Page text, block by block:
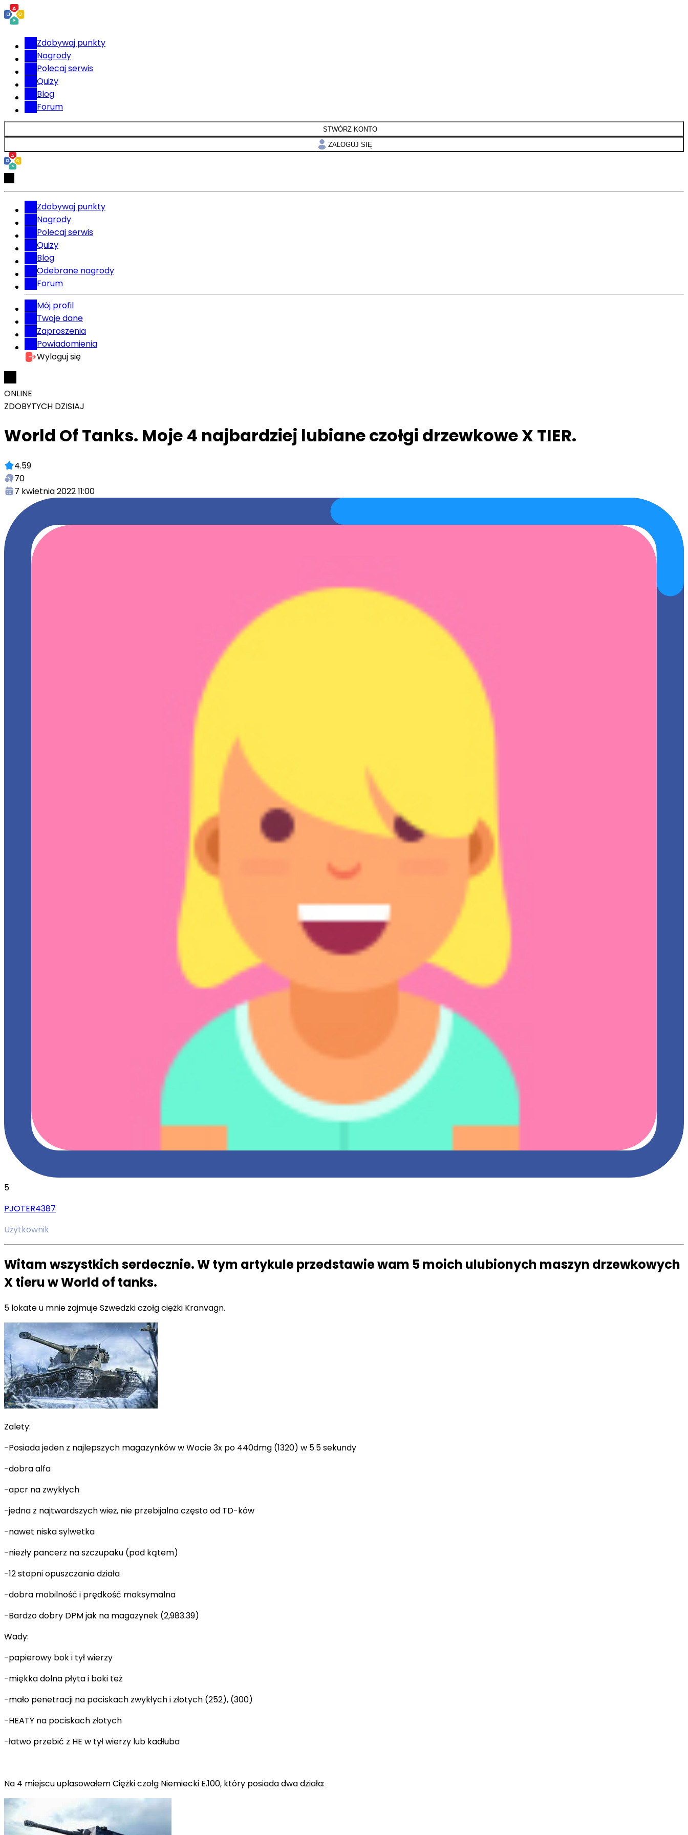
Zdobywaj punkty
Nagrody
Polecaj serwis
Quizy
Blog
Forum
STWÓRZ KONTO
ZALOGUJ SIĘ
Zdobywaj punkty
Nagrody
Polecaj serwis
Quizy
Blog
Odebrane nagrody
Forum
Mój profil
Twoje dane
Zaproszenia
Powiadomienia
Wyloguj się
ONLINE
ZDOBYTYCH DZISIAJ
World Of Tanks. Moje 4 najbardziej lubiane czołgi drzewkowe X TIER.
4.59
70
7 kwietnia 2022 11:00
5
PJOTER4387
Użytkownik
Witam wszystkich serdecznie. W tym artykule przedstawie wam 5 moich ulubionych maszyn drzewkowych
X tieru w World of tanks.
5 lokate u mnie zajmuje Szwedzki czołg ciężki Kranvagn.
Zalety:
-Posiada jeden z najlepszych magazynków w Wocie 3x po 440dmg (1320) w 5.5 sekundy
-dobra alfa
-apcr na zwykłych
-jedna z najtwardszych wież, nie przebijalna często od TD-ków
-nawet niska sylwetka
-niezły pancerz na szczupaku (pod kątem)
-12 stopni opuszczania działa
-dobra mobilność i prędkość maksymalna
-Bardzo dobry DPM jak na magazynek (2,983.39)
Wady:
-papierowy bok i tył wierzy
-miękka dolna płyta i boki też
-mało penetracji na pociskach zwykłych i złotych (252), (300)
-HEATY na pociskach złotych
-łatwo przebić z HE w tył wierzy lub kadłuba
Na 4 miejscu uplasowałem Ciężki czołg Niemiecki E.100, który posiada dwa działa: